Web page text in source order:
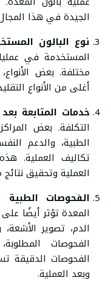
الجيدة في هذا
نوع البالون
المستخدمة في
مختلفة. بعض
أغلى من الأنواع
خدمات المتابعة
التكلفة. بعض
الطبية، والدعم
تكاليف العملية.
العملية وتحقيق
الفحوصات الطبية
المعدة تؤثر أيضًا
الدم، تصوير
الفحوصات
الفحوصات الدقيقة
وبعد العملية.